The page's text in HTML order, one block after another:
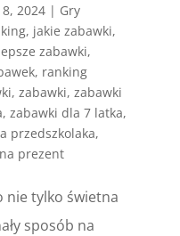
2024| Gry
, jakie zabawki,
zabawki,
, ranking
, zabawki, zabawki
, zabawki dla 7 latka,
przedszkolaka,
prezent
nie tylko świetna
sposób na